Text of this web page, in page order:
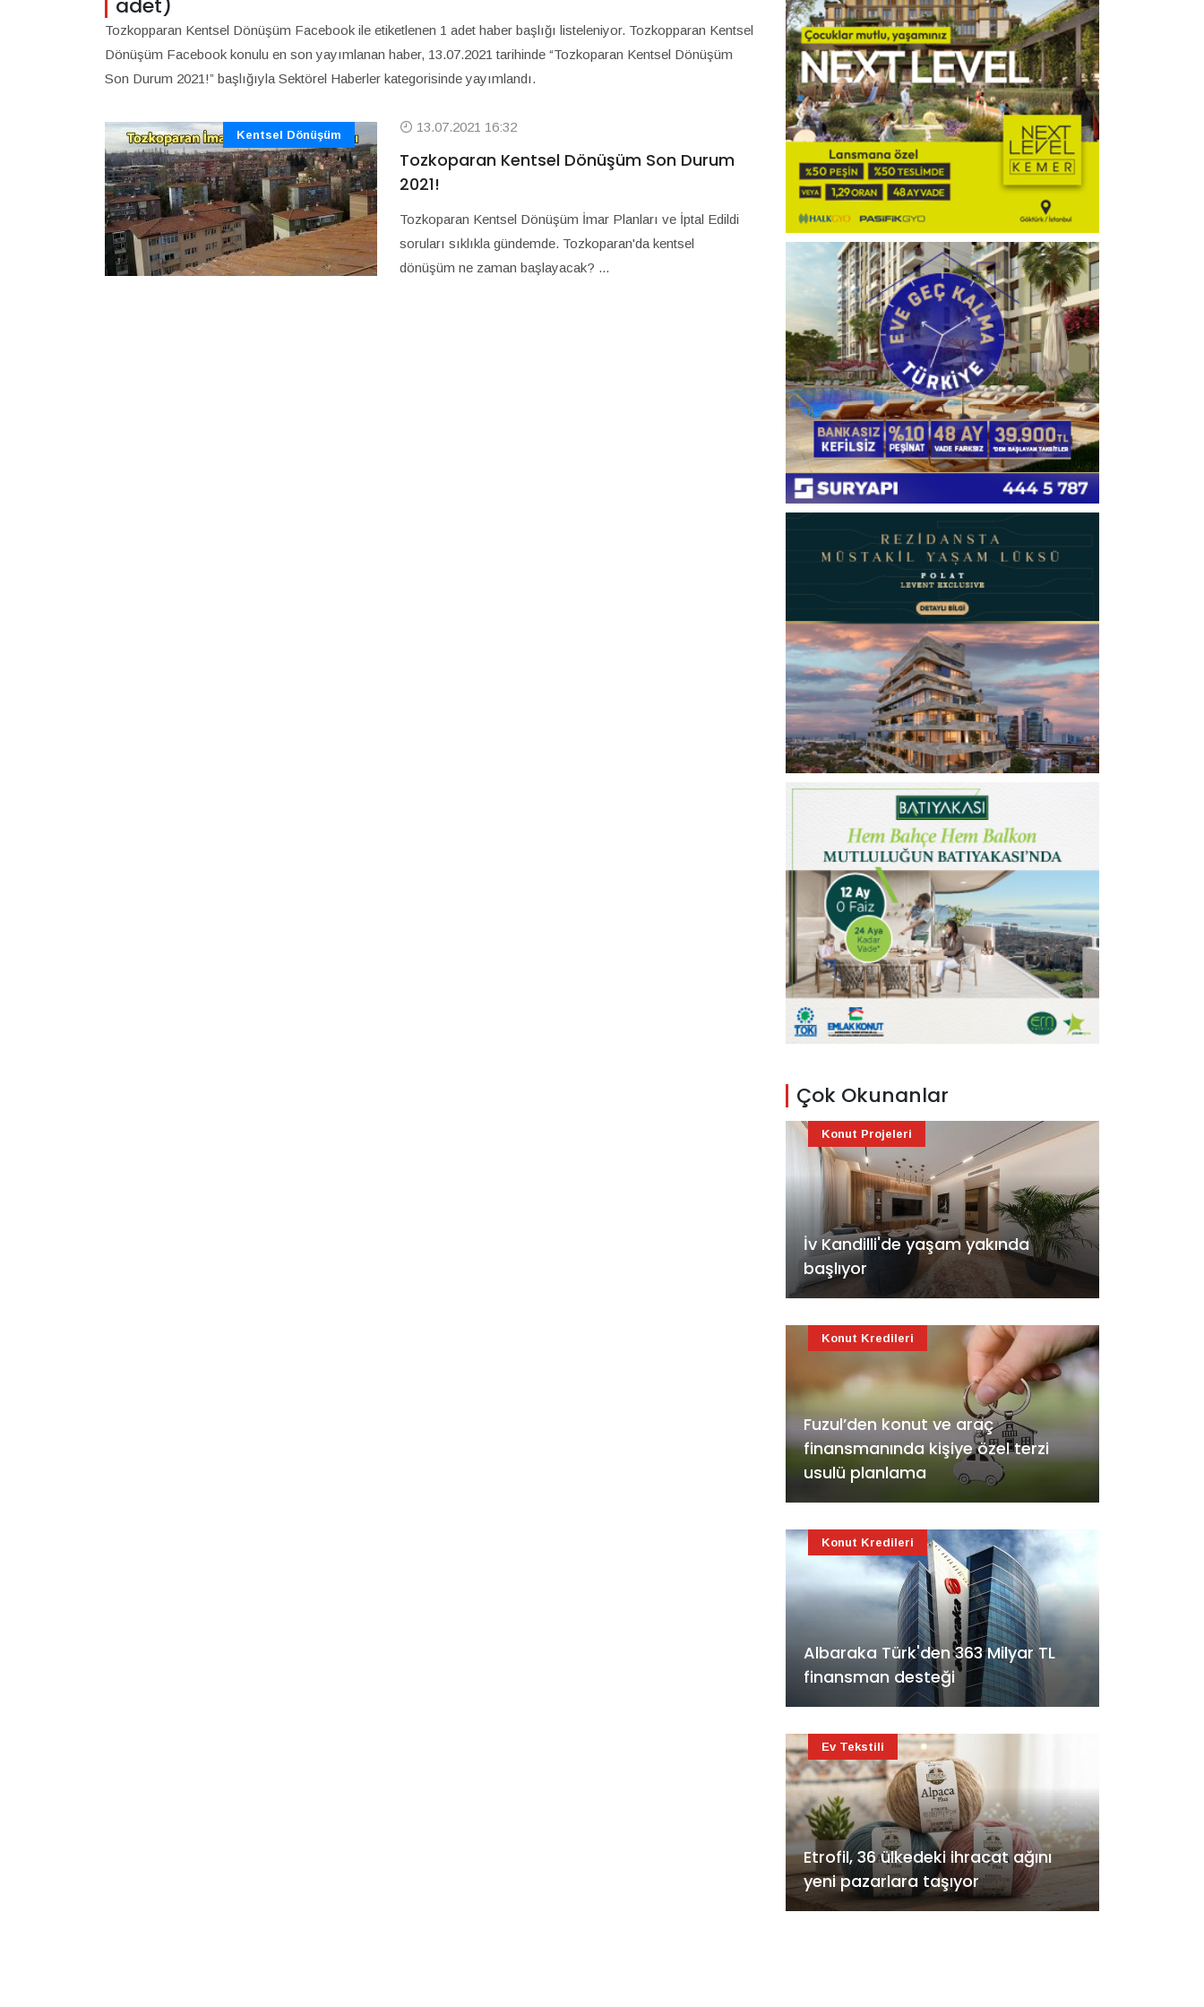
adet)
Tozkopparan Kentsel Dönüşüm Facebook ile etiketlenen 1 adet haber başlığı listeleniyor. Tozkopparan Kentsel
Dönüşüm Facebook konulu en son yayımlanan haber, 13.07.2021 tarihinde “Tozkoparan Kentsel Dönüşüm
Son Durum 2021!” başlığıyla Sektörel Haberler kategorisinde yayımlandı.
Kentsel Dönüşüm 13.07.2021 16:32
Tozkoparan Kentsel Dönüşüm Son Durum
2021!
Tozkoparan Kentsel Dönüşüm İmar Planları ve İptal Edildi
soruları sıklıkla gündemde. Tozkoparan'da kentsel
dönüşüm ne zaman başlayacak? ...
Çok Okunanlar
İv Kandilli'de yaşam yakında
başlıyor
Konut Projeleri
Fuzul’den konut ve araç
finansmanında kişiye özel terzi
usulü planlama
Konut Kredileri
Albaraka Türk'den 363 Milyar TL
finansman desteği
Konut Kredileri
Etrofil, 36 ülkedeki ihracat ağını
yeni pazarlara taşıyor
Ev Tekstili